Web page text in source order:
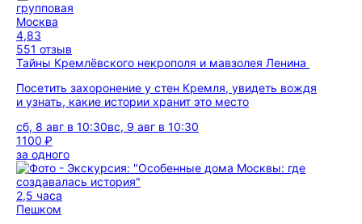
групповая
Москва
4,83
551 отзыв
Тайны Кремлёвского некрополя и мавзолея Ленина
Посетить захоронение у стен Кремля, увидеть вождя
и узнать, какие истории хранит это место
сб, 8 авг в 10:30вс, 9 авг в 10:30
1100 ₽
за одного
2,5 часа
Пешком